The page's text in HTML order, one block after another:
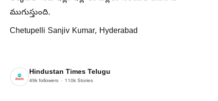
ముగుస్తుంది.
Chetupelli Sanjiv Kumar, Hyderabad
Hindustan Times Telugu
49k followers 110k Stories